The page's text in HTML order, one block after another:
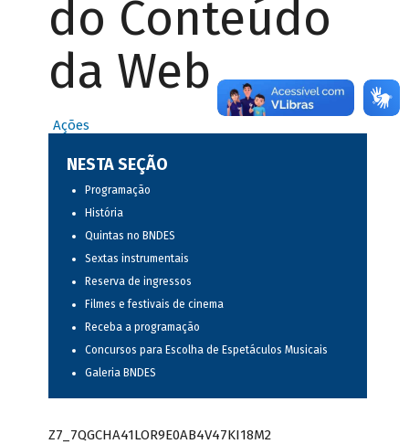
do Conteúdo
da Web
Ações
NESTA SEÇÃO
Programação
História
Quintas no BNDES
Sextas instrumentais
Reserva de ingressos
Filmes e festivais de cinema
Receba a programação
Concursos para Escolha de Espetáculos Musicais
Galeria BNDES
Z7_7QGCHA41LOR9E0AB4V47KI18M2